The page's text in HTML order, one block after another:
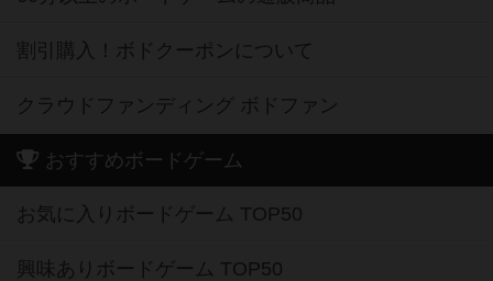
割引購入！ボドクーポンについて
クラウドファンディング ボドファン
おすすめボードゲーム
お気に入りボードゲーム TOP50
興味ありボードゲーム TOP50